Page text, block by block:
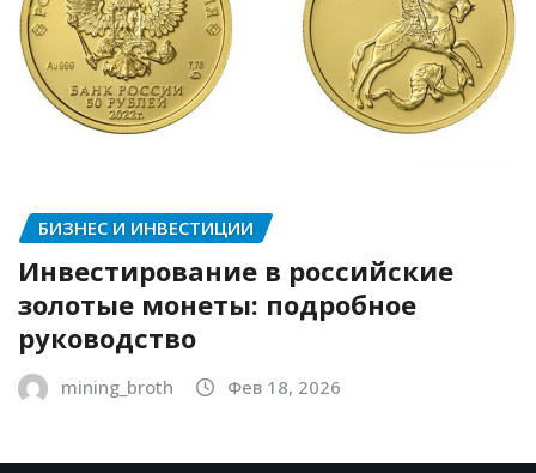
БИЗНЕС И ИНВЕСТИЦИИ
Инвестирование в российские
золотые монеты: подробное
руководство
mining_broth Фев 18, 2026